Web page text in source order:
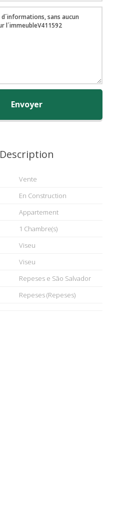
Envoyer
Description
Vente
En Construction
Appartement
1 Chambre(s)
Viseu
Viseu
Repeses e São Salvador
Repeses (Repeses)